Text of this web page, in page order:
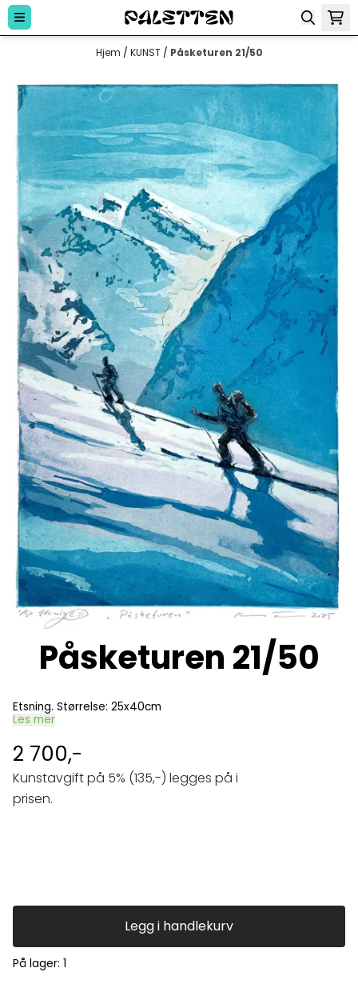
Hopp til innhold
Hjem / KUNST / Påsketuren 21/50
Påsketuren 21/50
Etsning. Størrelse: 25x40cm
Les mer
2 700,-
Kunstavgift på 5% (135,-) legges på i
prisen.
Legg i handlekurv
På lager: 1